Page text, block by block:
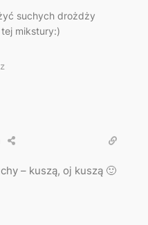
suchych drożdży
mikstury:)
– kuszą, oj kuszą 🙂